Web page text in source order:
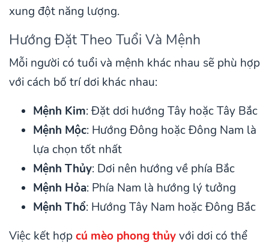
xung đột năng lượng.
Hướng Đặt Theo Tuổi Và Mệnh
Mỗi người có tuổi và mệnh khác nhau sẽ phù hợp
với cách bố trí dơi khác nhau:
Mệnh Kim: Đặt dơi hướng Tây hoặc Tây Bắc
Mệnh Mộc: Hướng Đông hoặc Đông Nam là
lựa chọn tốt nhất
Mệnh Thủy: Dơi nên hướng về phía Bắc
Mệnh Hỏa: Phía Nam là hướng lý tưởng
Mệnh Thổ: Hướng Tây Nam hoặc Đông Bắc
Việc kết hợpcú mèo phong thủyvới dơi có thể